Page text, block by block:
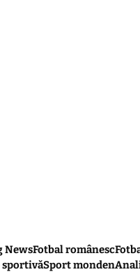
NewsFotbal românesc
sportivăSport monden